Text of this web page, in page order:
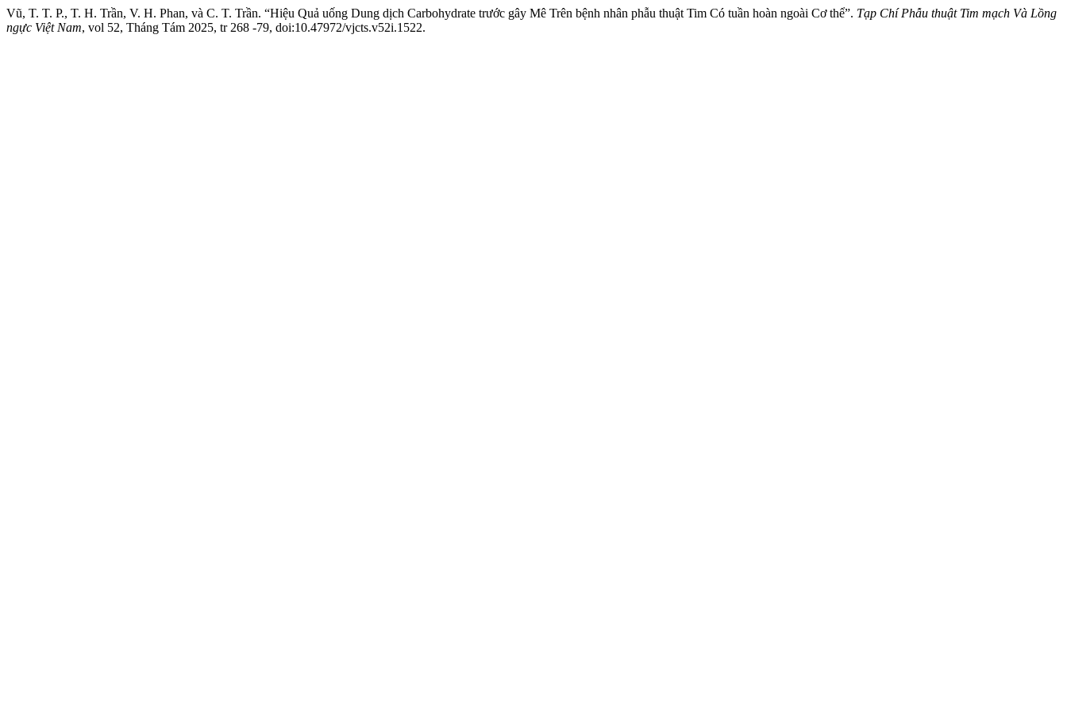
Vũ, T. T. P., T. H. Trần, V. H. Phan, và C. T. Trần. “Hiệu Quả uống Dung dịch Carbohydrate trước gây Mê Trên bệnh nhân phẫu thuật Tim Có tuần hoàn ngoài Cơ thể”. Tạp Chí Phẫu thuật Tim mạch Và Lồng
ngực Việt Nam, vol 52, Tháng Tám 2025, tr 268 -79, doi:10.47972/vjcts.v52i.1522.